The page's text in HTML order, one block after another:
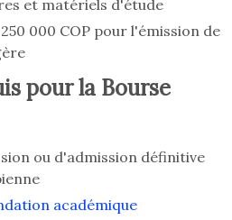
et matériels d'étude
000 COP pour l'émission de
pour la Bourse
ou d'admission définitive
académique